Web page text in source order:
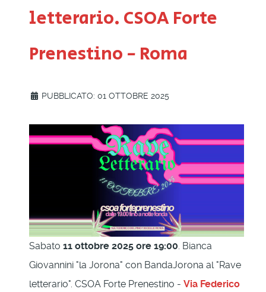
letterario. CSOA Forte
Prenestino - Roma
PUBBLICATO: 01 OTTOBRE 2025
Sabato 11 ottobre 2025 ore 19:00. Bianca
Giovannini "la Jorona" con BandaJorona al "Rave
letterario". CSOA Forte Prenestino - Via Federico